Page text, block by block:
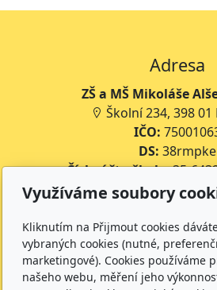
Adresa
ZŠ a MŠ Mikoláše
Školní 234, 398
IČO:
DS: 38rmpke
Číslo účtu školy:35-
Číslo účtu jídelny:
Kontakt
+420 734 316 620 -
+420 733 539 322 - Zástupce
Využíváme soubory
Kliknutím na Přijmout cookies
vybraných cookies (nutné,
marketingové). Cookies používáme
našeho webu, měření jeho